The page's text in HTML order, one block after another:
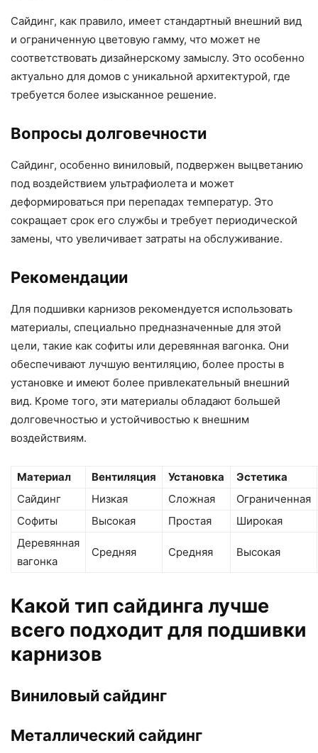
Сайдинг, как правило, имеет стандартный внешний вид
и ограниченную цветовую гамму, что может не
соответствовать дизайнерскому замыслу. Это особенно
актуально для домов с уникальной архитектурой, где
требуется более изысканное решение.
Вопросы долговечности
Сайдинг, особенно виниловый, подвержен выцветанию
под воздействием ультрафиолета и может
деформироваться при перепадах температур. Это
сокращает срок его службы и требует периодической
замены, что увеличивает затраты на обслуживание.
Рекомендации
Для подшивки карнизов рекомендуется использовать
материалы, специально предназначенные для этой
цели, такие как софиты или деревянная вагонка. Они
обеспечивают лучшую вентиляцию, более просты в
установке и имеют более привлекательный внешний
вид. Кроме того, эти материалы обладают большей
долговечностью и устойчивостью к внешним
воздействиям.
Материал Вентиляция Установка
Эстетика
Сайдинг
Низкая Сложная
Ограниченная
Софиты
Высокая Простая
Широкая
Деревянная
вагонка
Средняя Средняя Высокая
Какой тип сайдинга лучше
всего подходит для подшивки
карнизов
Виниловый сайдинг
Металлический сайдинг